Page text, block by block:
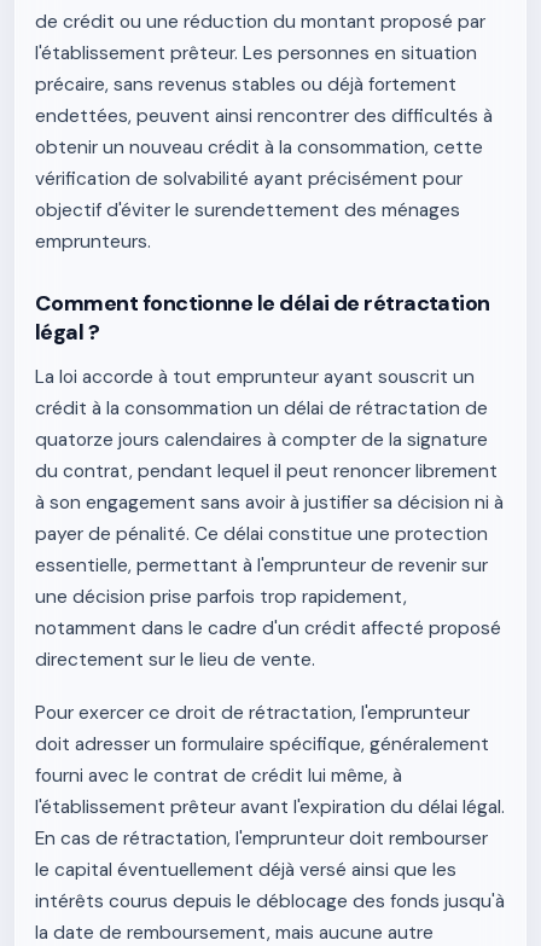
de crédit ou une réduction du montant proposé par
l'établissement prêteur. Les personnes en situation
précaire, sans revenus stables ou déjà fortement
endettées, peuvent ainsi rencontrer des difficultés à
obtenir un nouveau crédit à la consommation, cette
vérification de solvabilité ayant précisément pour
objectif d'éviter le surendettement des ménages
emprunteurs.
Comment fonctionne le délai de rétractation
légal ?
La loi accorde à tout emprunteur ayant souscrit un
crédit à la consommation un délai de rétractation de
quatorze jours calendaires à compter de la signature
du contrat, pendant lequel il peut renoncer librement
à son engagement sans avoir à justifier sa décision ni à
payer de pénalité. Ce délai constitue une protection
essentielle, permettant à l'emprunteur de revenir sur
une décision prise parfois trop rapidement,
notamment dans le cadre d'un crédit affecté proposé
directement sur le lieu de vente.
Pour exercer ce droit de rétractation, l'emprunteur
doit adresser un formulaire spécifique, généralement
fourni avec le contrat de crédit lui même, à
l'établissement prêteur avant l'expiration du délai légal.
En cas de rétractation, l'emprunteur doit rembourser
le capital éventuellement déjà versé ainsi que les
intérêts courus depuis le déblocage des fonds jusqu'à
la date de remboursement, mais aucune autre